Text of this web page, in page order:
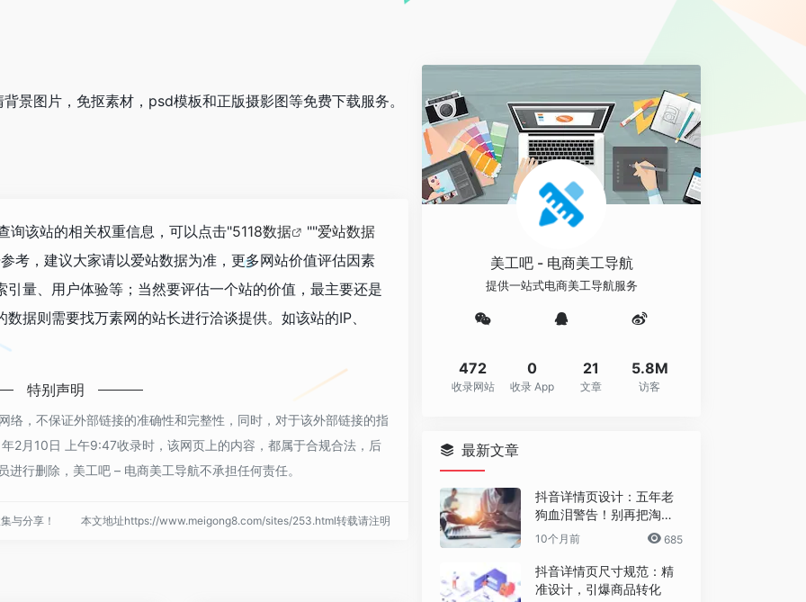
景图片，免抠素材，psd模板和正版摄影图等免费下载服务。
询该站的相关权重信息，可以点击"5118数据 ""爱站数据
考，建议大家请以爱站数据为准，更多网站价值评估因素
量、用户体验等；当然要评估一个站的价值，最主要还是
据则需要找万素网的站长进行洽谈提供。如该站的IP、
特别声明
络，不保证外部链接的准确性和完整性，同时，对于该外部链接的指
2月10日 上午9:47收录时，该网页上的内容，都属于合规合法，后
行删除，美工吧 – 电商美工导航不承担任何责任。
与分享！ 本文地址https://www.meigong8.com/sites/253.html转载请注明
美工吧 - 电商美工导航
提供一站式电商美工导航服务
472
收录网站
0
收录 App
21
文章
5.8M
访客
最新文章
抖音详情页设计：五年老
狗血泪警告！别再把淘宝
详情页直接搬过来了！
10个月前 685
抖音详情页尺寸规范：精
准设计，引爆商品转化